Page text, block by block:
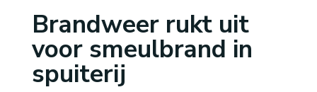
Brandweer rukt uit
voor smeulbrand in
spuiterij